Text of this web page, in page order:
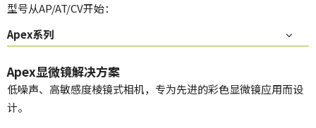
型号从AP/AT/CV开始：
Apex系列
Apex显微镜解决方案
低噪声、高敏感度棱镜式相机，专为先进的彩色显微镜应用而设
计。